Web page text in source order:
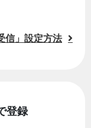
信」設定方法
登録